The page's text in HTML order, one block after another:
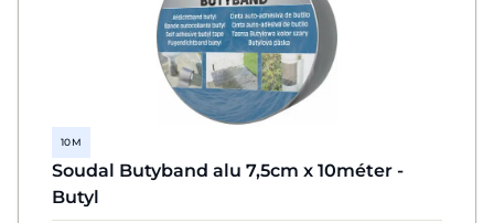
10 M
Soudal Butyband alu 7,5cm x 10méter -
Butyl